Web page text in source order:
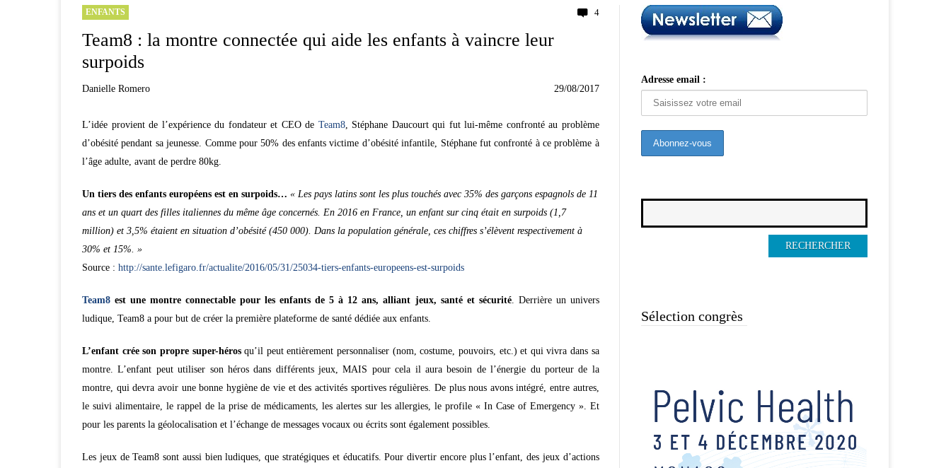
ENFANTS 4
Team8 : la montre connectée qui aide les enfants à vaincre leur
surpoids
Danielle Romero 29/08/2017
L’idée provient de l’expérience du fondateur et CEO de Team8, Stéphane Daucourt qui fut lui-même confronté au problème
d’obésité pendant sa jeunesse. Comme pour 50% des enfants victime d’obésité infantile, Stéphane fut confronté à ce problème à
l’âge adulte, avant de perdre 80kg.
Un tiers des enfants européens est en surpoids… « Les pays latins sont les plus touchés avec 35% des garçons espagnols de 11
ans et un quart des filles italiennes du même âge concernés. En 2016 en France, un enfant sur cinq était en surpoids (1,7
million) et 3,5% étaient en situation d’obésité (450 000). Dans la population générale, ces chiffres s’élèvent respectivement à
30% et 15%. »
Source : http://sante.lefigaro.fr/actualite/2016/05/31/25034-tiers-enfants-europeens-est-surpoids
Team8 est une montre connectable pour les enfants de 5 à 12 ans, alliant jeux, santé et sécurité. Derrière un univers
ludique, Team8 a pour but de créer la première plateforme de santé dédiée aux enfants.
L’enfant crée son propre super-hérosqu’il peut entièrement personnaliser (nom, costume, pouvoirs, etc.) et qui vivra dans sa
montre. L’enfant peut utiliser son héros dans différents jeux, MAIS pour cela il aura besoin de l’énergie du porteur de la
montre, qui devra avoir une bonne hygiène de vie et des activités sportives régulières. De plus nous avons intégré, entre autres,
le suivi alimentaire, le rappel de la prise de médicaments, les alertes sur les allergies, le profile « In Case of Emergency ». Et
pour les parents la géolocalisation et l’échange de messages vocaux ou écrits sont également possibles.
Les jeux de Team8 sont aussi bien ludiques, que stratégiques et éducatifs. Pour divertir encore plus l’enfant, des jeux d’actions
Adresse email :
Sélection congrès